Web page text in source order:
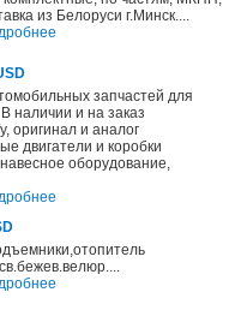
из Белоруси г.Минск....
запчастей для
наличии и на заказ
оригинал и аналог
двигатели и коробки
оборудование,